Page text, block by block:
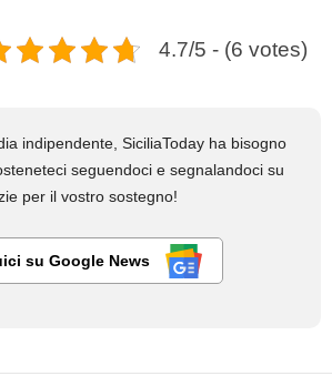
4.7/5 - (6 votes)
indipendente, SiciliaToday ha bisogno
seguendoci e segnalandoci su
per il vostro sostegno!
su Google News